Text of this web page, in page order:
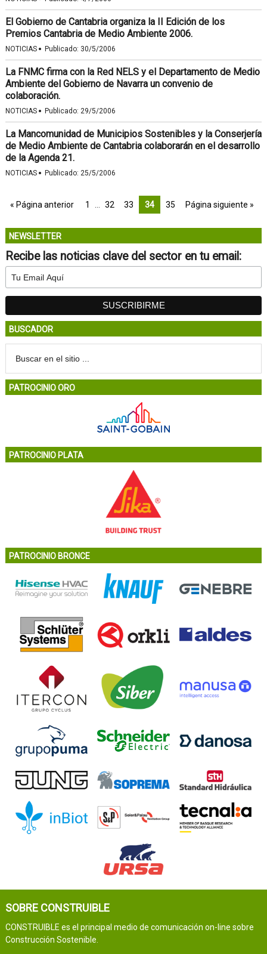
El Gobierno de Cantabria organiza la II Edición de los
Premios Cantabria de Medio Ambiente 2006.
NOTICIAS · Publicado: 30/5/2006
La FNMC firma con la Red NELS y el Departamento de Medio
Ambiente del Gobierno de Navarra un convenio de
colaboración.
NOTICIAS · Publicado: 29/5/2006
La Mancomunidad de Municipios Sostenibles y la Conserjería
de Medio Ambiente de Cantabria colaborarán en el desarrollo
de la Agenda 21.
NOTICIAS · Publicado: 25/5/2006
« Página anterior 1 32 33 34 35 Página siguiente »
NEWSLETTER
Recibe las noticias clave del sector en tu email:
BUSCADOR
PATROCINIO ORO
PATROCINIO PLATA
PATROCINIO BRONCE
SOBRE CONSTRUIBLE
CONSTRUIBLE es el principal medio de comunicación on-line sobre
Construcción Sostenible.